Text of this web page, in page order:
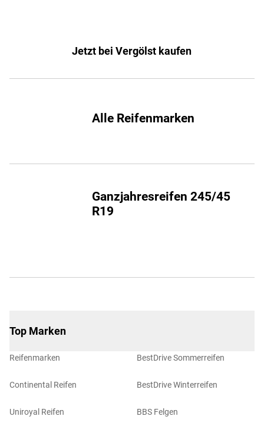
Jetzt bei Vergölst kaufen
Alle Reifenmarken
Ganzjahresreifen 245/45
R19
Top Marken
Reifenmarken
Continental Reifen
Uniroyal Reifen
BestDrive Sommerreifen
BestDrive Winterreifen
BBS Felgen